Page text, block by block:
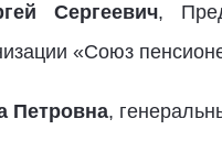
Сергеевич,
«Союз
Петровна,